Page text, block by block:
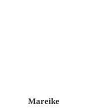
Mareike